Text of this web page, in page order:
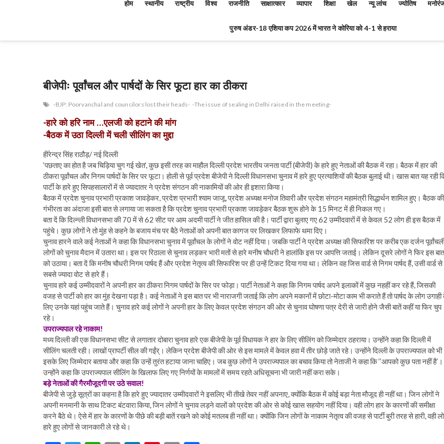
होम स्थानीय राष्ट्रीय विश्व राजनीति साक्षात्कार व्यापार शिक्षा खेल न्यू लांच ज्योतिष
पुरुष अंडर-18 एशिया कप 2026 में भारत ने कोरिया को 4-1 से हराया
बीजेपीः पूर्वांचल और पार्षदों के सिर फूटा हार का ठीकरा
-BJP: Poorvanchal and councilors lost their heads- -The issue of sealing in Delhi raised in the meeting-
-हारे को हरि नाम …एलजी को हटाने की मांग
-बैठक में उठा दिल्ली में चली सीलिंग का मुद्दा
हीरेन्द्र सिंह राठौड़/ नई दिल्ली
‘पछताए का होत है जब चिड़िया चुग गई खेत‘, कुछ इसी तरह का माहौल दिल्ली प्रदेश भारतीय जनता पार्टी (बीजेपी) के हारे हुए नेताओं की बैठक में रहा। बैठक में हार की
ठीकरा पूर्वांचल और निगम पार्षदों के सिर पर फूटा। होली से पूर्व प्रदेश बीजेपी ने दिल्ली विधानसभा चुनाव में हारे हुए प्रत्याशियों की बैठक बुलाई थी। खास बात यह रही
पार्टी के हारे हुए सिपहसालारों में से ज्यादातर ने प्रदेश संगठन की नाकामियों की ओर ही इशारा किया।
बैठक में प्रदेश चुनाव प्रभारी प्रकाश जावड़ेकर, प्रदेश प्रभारी श्याम जाजू, प्रदेश अध्यक्ष मनोज तिवारी और प्रदेश संगठन महामंत्री सिद्धार्थन शामिल हुए। बैठक की
गंभीरता का अंदाजा इसी बात से लगाया जा सकता है कि प्रदेश चुनाव प्रभारी प्रकाश जावड़ेकर बैठक शुरू होने के 15 मिनट में ही निकल गए।
बता दें कि दिल्न्ली विधानसभा की 70 में से 62 सीट पर आम अदमी पार्टी ने जीत हासिल की है। पार्टी द्वारा बुलाए गए 62 उम्मीदवारों में से केवल 52 लोग ही इस बैठक में
पहुंचे। कुछ लोगों ने तो मुंह से कहने के बजाय मंच पर बैठे नेताओं को अपनी बात कागज पर लिखकर लिफाफे थमा दिए।
चुनाव हारने वाले कई नेताओं ने कहा कि विधानसभा चुनाव में पूर्वांचल के लोगों ने वोट नहीं दिया। जबकि पार्टी ने प्रदेश अध्यक्ष की सिफारिश पर करीब एक दर्जन
लोगों को चुनाव मैदान में उतारा था। इस पर रिठाला से चुनाव लड़कर भारी मतों से हारे मनीष चौधरी ने हालांकि इस पर आपत्ति जताई। लेकिन दूसरे लोगों ने फिर इस बात
को उठाया। बता दें कि मनीष चौधरी निगम पार्षद हैं और प्रदेश नेतृत्व की सिफारिश पर ही उन्हें टिकट दिया गया था। लेकिन वह जिस वार्ड से निगम पार्षद हैं, उसी वार्ड से
सबसे ज्यादा वोट से हारे हैं।
चुनाव हारे कई उम्मीदवारों ने अपनी हार का ठीकरा निगम पार्षदों के सिर पर फोड़ा। पार्टी नेताओं ने कहा कि निगम पार्षद अपने इलाकों में कुछ नहहीं कर रहे हैं, जिसकी
वजह से पार्टी को हार का मुंह देखना पड़ा है। कई नेताओं ने इस बात पर भी नाराजगी जताई कि लोग अपने मकानों में छोटा-मोटा काम भी कराते हैं तो पार्षद के लोग
लिए उनके यहां पहुंच जाते हैं। चुनाव हारे कई लोगों ने अपनी हार के लिए केवल प्रदेश संगठन की ओर से चुनाव घोषणा पत्र देरी से जारी होने जैसी बातें कहीं या फिर चुप
रहे।
उपराज्यपाल रहे नाकाम!
मध्य दिल्ली की एक विधानसभा सीट से लगातार दोबारा चुनाव हारे एक बीजेपी के पूर्व विधायक ने हार के लिए सीलिंग को जिम्मेदार ठहराया। उन्होंने कहा कि दिल्ली में
सीलिंग चलती रही। लाखों प्रापर्टी सील की गईंर्। लेकिन प्रदेश बीजेपी की ओर से इस मामले में केवल हवा में तीर छोड़े जाते रहे। उन्होंने दिल्ली के उपराज्यपाल को भी
इसके लिए जिम्मेदार बताया और कहा कि उन्हें तुरंत हटाया जाना चाहिए। जब कुछ लोगों ने उपराज्यपाल का बचाव किया तो नेताजी ने कहा कि ‘‘आपको कुछ पता नहीं है’।
उन्होंने कहा कि उपराज्यपाल सीलिंग के खिलाफ लिए गए निर्णयों के मामलों में समय रहते अधिसूचना भी जारी नहीं करा सके।
बड़े नेताओं की गैरमौजूदगी पर उठे सवाल!
बीजेपी से जुड़े सूत्रों का कहना है कि हारे हुए ज्यादातर उम्मीदवारों ने इसलिए भी तीखे तेवर नहीं अपनाए, क्योंकि बैठक में कोई बड़ा नेता मौजूद ही नहीं था। जिन लोगों ने
अपनी मनमानी के साथ टिकट बंटवारा किया, जिन लोगों ने चुनाव लड़ने वालों को प्रदेश की ओर से कोई खास सहयोग नहीं दिया। वही लोग हार के कारणों की समीक्षा
करने बैठे थे। ऐसे में हार के कारणों के पीछे की बड़ी बातें रखने को कोई मतलब ही नहीं था। क्योंकि जिन लोगों के नाकाम नेतृत्व की वजह से पार्टी बुरी तरह से हारी, वही
हारे हुए लोगों से जानकारी ले रहे थे।